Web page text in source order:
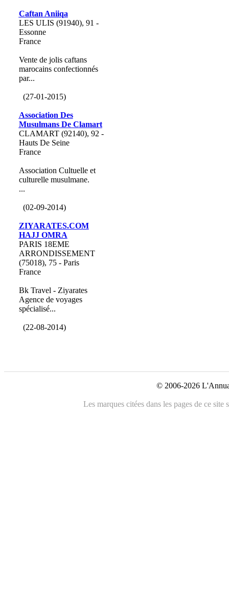
Caftan Aniiqa
LES ULIS (91940), 91 -
Essonne
France
Vente de jolis caftans
marocains confectionnés
par...
(27-01-2015)
Association Des
Musulmans De Clamart
CLAMART (92140), 92 -
Hauts De Seine
France
Association Cultuelle et
culturelle musulmane.
...
(02-09-2014)
ZIYARATES.COM
HAJJ OMRA
PARIS 18EME
ARRONDISSEMENT
(75018), 75 - Paris
France
Bk Travel - Ziyarates
Agence de voyages
spécialisé...
(22-08-2014)
© 2006-2026
Les marques citées dans les pages de ce